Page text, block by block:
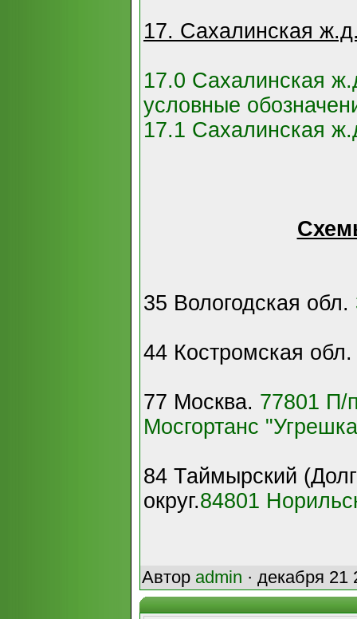
17. Сахалинская
17.0 Сахалинская
условные
17.1 Сахалинская
35 Вологодская обл.
44 Костромская
77 Москва. 77801
Мосгортанс
84 Таймырский
округ.84801
Автор admin · декабря 21